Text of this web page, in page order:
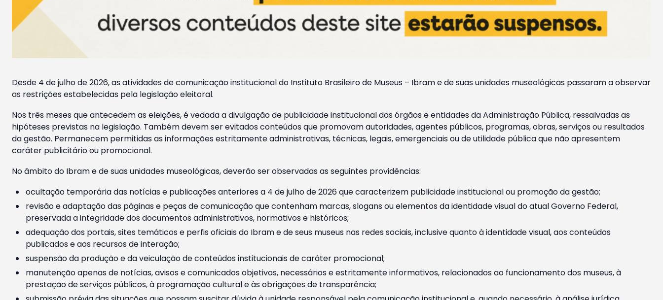
Desde 4 de julho de 2026, as atividades de comunicação institucional do Instituto Brasileiro de Museus – Ibram e de suas unidades museológicas passaram a observar
as restrições estabelecidas pela legislação eleitoral.
Nos três meses que antecedem as eleições, é vedada a divulgação de publicidade institucional dos órgãos e entidades da Administração Pública, ressalvadas as
hipóteses previstas na legislação. Também devem ser evitados conteúdos que promovam autoridades, agentes públicos, programas, obras, serviços ou resultados
da gestão. Permanecem permitidas as informações estritamente administrativas, técnicas, legais, emergenciais ou de utilidade pública que não apresentem
caráter publicitário ou promocional.
No âmbito do Ibram e de suas unidades museológicas, deverão ser observadas as seguintes providências:
ocultação temporária das notícias e publicações anteriores a 4 de julho de 2026 que caracterizem publicidade institucional ou promoção da gestão;
revisão e adaptação das páginas e peças de comunicação que contenham marcas, slogans ou elementos da identidade visual do atual Governo Federal,
preservada a integridade dos documentos administrativos, normativos e históricos;
adequação dos portais, sites temáticos e perfis oficiais do Ibram e de seus museus nas redes sociais, inclusive quanto à identidade visual, aos conteúdos
publicados e aos recursos de interação;
suspensão da produção e da veiculação de conteúdos institucionais de caráter promocional;
manutenção apenas de notícias, avisos e comunicados objetivos, necessários e estritamente informativos, relacionados ao funcionamento dos museus, à
prestação de serviços públicos, à programação cultural e às obrigações de transparência;